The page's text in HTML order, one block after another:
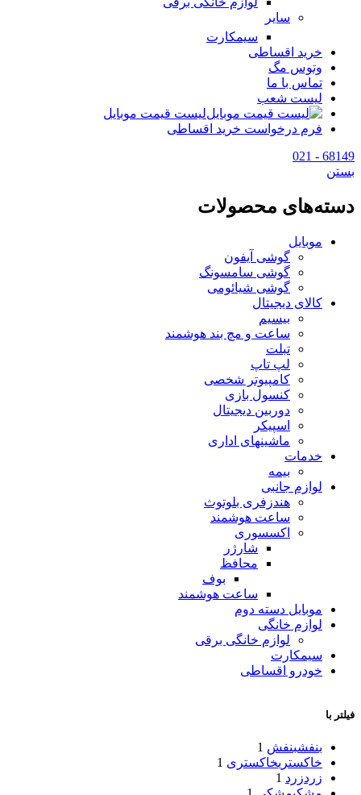
سایر
سیمکارت
خرید اقساطی
وتوس مگ
تماس با ما
لیست شعب
لیست قیمت موبایل
فرم درخواست خرید اقساطی
68149 - 021
بستن
دسته‌های محصولات
موبایل
گوشی آیفون
گوشی سامسونگ
گوشی شیائومی
کالای دیجیتال
بیسیم
ساعت و مچ بند هوشمند
تبلت
لپ تاپ
کامپیوتر شخصی
کنسول بازی
دوربین دیجیتال
اسپیکر
ماشینهای اداری
خدمات
بیمه
لوازم جانبی
هندزفری بلوتوث
ساعت هوشمند
اکسسوری
شارژر
محافظ
بوف
ساعت هوشمند
موبایل دسته دوم
لوازم خانگی
لوازم خانگی برقی
سیمکارت
خودرو اقساطی
فیلتر با
بنفشبنفش 1
خاکستریخاکستری 1
زردزرد 1